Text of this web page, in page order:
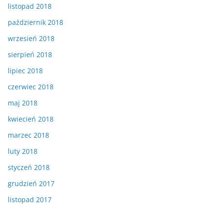
listopad 2018
październik 2018
wrzesień 2018
sierpień 2018
lipiec 2018
czerwiec 2018
maj 2018
kwiecień 2018
marzec 2018
luty 2018
styczeń 2018
grudzień 2017
listopad 2017